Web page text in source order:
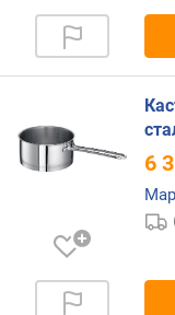
л
р
н
с
т
и
т
е
6